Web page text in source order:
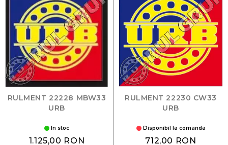
RULMENT 22228 MBW33
URB
In stoc
1.125,00 RON
RULMENT 22230 CW33
URB
Disponibil la comanda
712,00 RON